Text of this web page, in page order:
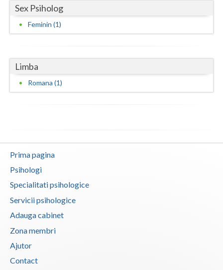
Teleorman
Timis
Vaslui
Sex Psiholog
Feminin (1)
Limba
Romana (1)
Prima pagina
Psihologi
Specialitati psihologice
Servicii psihologice
Adauga cabinet
Zona membri
Ajutor
Contact